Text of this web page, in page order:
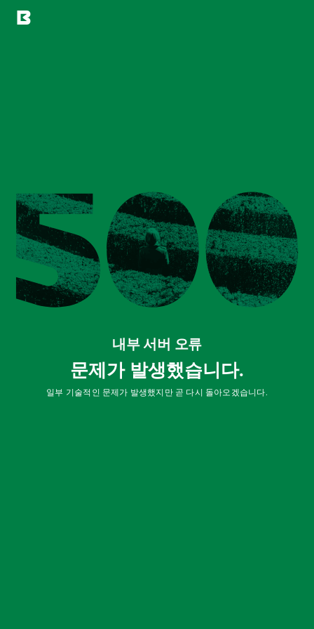
내부 서버 오류
문제가 발생했습니다.
일부 기술적인 문제가 발생했지만 곧 다시 돌아오겠습니다.